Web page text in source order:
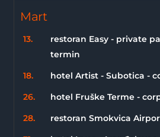
Mart
13.
restoran Easy - private
termin
18.
hotel Artist - Subotica -
26.
hotel Fruške Terme -
28.
restoran Smokvica